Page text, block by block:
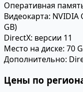
Оперативная
Видеокарта: NVIDIA
GB)
DirectX: версии 11
Место на диске: 70
Дополнительно:
Цены по